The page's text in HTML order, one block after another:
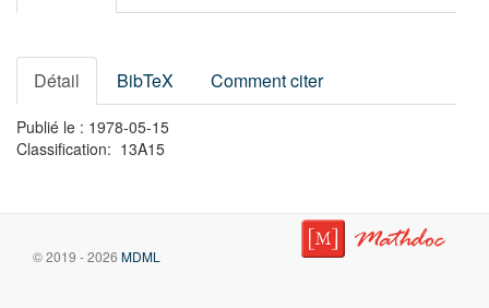
Détail BibTeX Comment citer
Publié le : 1978-05-15
Classification: 13A15
© 2019 - 2026 MDML